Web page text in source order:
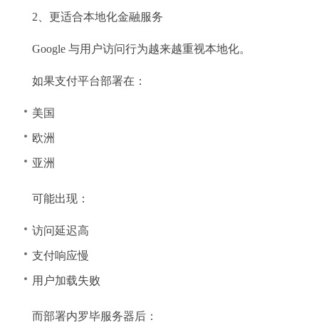
2、更适合本地化金融服务
Google 与用户访问行为越来越重视本地化。
如果支付平台部署在：
美国
欧洲
亚洲
可能出现：
访问延迟高
支付响应慢
用户加载失败
而部署内罗毕服务器后：